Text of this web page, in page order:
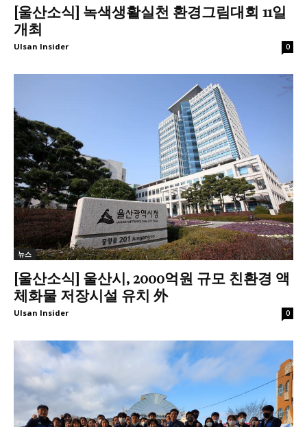
[울산소식] 녹색생활실천 환경그림대회 11일
개최
Ulsan Insider 0
뉴스
[울산소식] 울산시, 2000억원 규모 친환경 액
체화물 저장시설 유치 外
Ulsan Insider 0